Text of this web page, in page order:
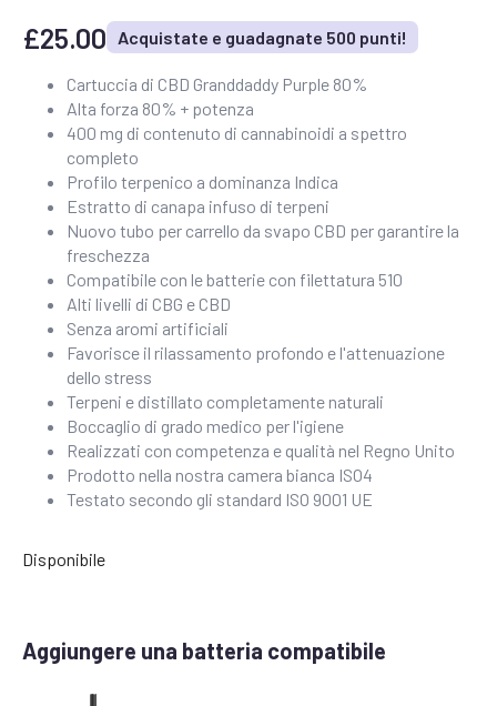
£25.00 Acquistate e guadagnate 500 punti!
Cartuccia di CBD Granddaddy Purple 80%
Alta forza 80% + potenza
400 mg di contenuto di cannabinoidi a spettro
completo
Profilo terpenico a dominanza Indica
Estratto di canapa infuso di terpeni
Nuovo tubo per carrello da svapo CBD per garantire la
freschezza
Compatibile con le batterie con filettatura 510
Alti livelli di CBG e CBD
Senza aromi artificiali
Favorisce il rilassamento profondo e l'attenuazione
dello stress
Terpeni e distillato completamente naturali
Boccaglio di grado medico per l'igiene
Realizzati con competenza e qualità nel Regno Unito
Prodotto nella nostra camera bianca ISO4
Testato secondo gli standard ISO 9001 UE
Disponibile
Aggiungere una batteria compatibile